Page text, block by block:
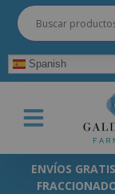
Spanish
ENVÍOS